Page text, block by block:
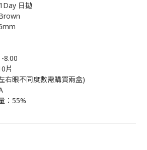
日拋
8.00
片
右眼不同度數需購買兩盒)
：55%